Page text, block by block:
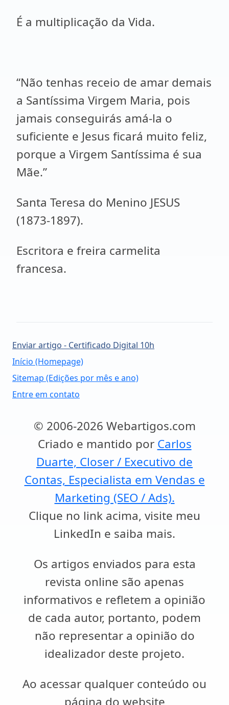
É a multiplicação da Vida.
“Não tenhas receio de amar demais
a Santíssima Virgem Maria, pois
jamais conseguirás amá-la o
suficiente e Jesus ficará muito feliz,
porque a Virgem Santíssima é sua
Mãe.”
Santa Teresa do Menino JESUS
(1873-1897).
Escritora e freira carmelita
francesa.
Enviar artigo - Certificado Digital 10h
Início (Homepage)
Sitemap (Edições por mês e ano)
Entre em contato
© 2006-2026 Webartigos.com
Criado e mantido por Carlos
Duarte, Closer / Executivo de
Contas, Especialista em Vendas e
Marketing (SEO / Ads).
Clique no link acima, visite meu
LinkedIn e saiba mais.
Os artigos enviados para esta
revista online são apenas
informativos e refletem a opinião
de cada autor, portanto, podem
não representar a opinião do
idealizador deste projeto.
Ao acessar qualquer conteúdo ou
página do website